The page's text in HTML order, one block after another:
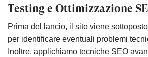
Testing e Ottimizzazione
Prima del lancio, il sito viene
per identificare eventuali problemi
Inoltre, applichiamo tecniche SEO